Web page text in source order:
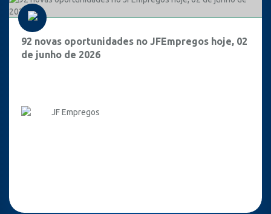
92 novas oportunidades no JFEmpregos hoje, 02
de junho de 2026
JF Empregos